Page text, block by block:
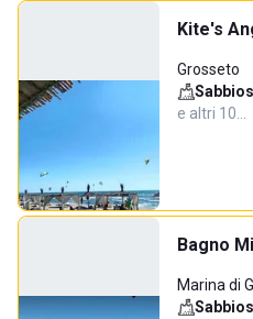
Kite's
Grosseto
e altri 10…
Bagno
Marina di